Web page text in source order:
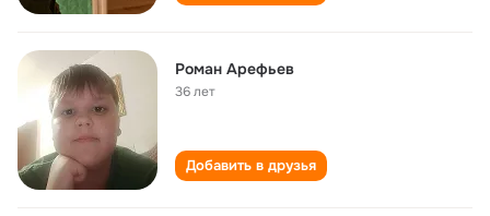
Роман Арефьев
36 лет
Добавить в друзья